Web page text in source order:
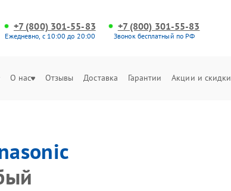
+7 (800) 301-55-83
Ежедневно, с 10:00 до 20:00
+7 (800) 301-55-83
Звонок бесплатный по РФ
О нас Отзывы Доставка Гарантии Акции и скидки